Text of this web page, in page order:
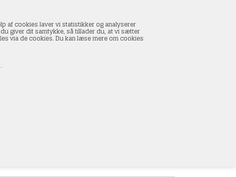
af cookies laver vi statistikker og analyserer
giver dit samtykke, så tillader du, at vi sætter
via de cookies. Du kan læse mere om cookies
0 vare(r) i kurven
I alt: